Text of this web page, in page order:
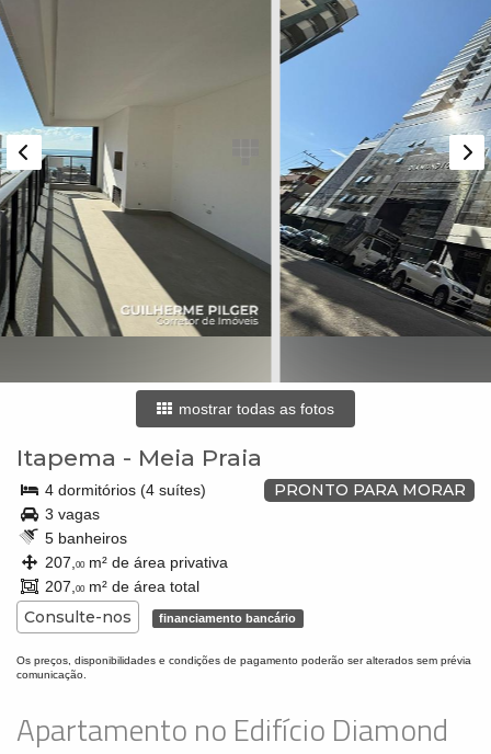
mostrar todas as fotos
Itapema - Meia Praia
PRONTO PARA MORAR
4 dormitórios (4 suítes)
3 vagas
5 banheiros
207, 00m² de área privativa
207, 00m² de área total
Consulte-nos financiamento bancário
Os preços, disponibilidades e condições de pagamento poderão ser alterados sem prévia
comunicação.
Apartamento no Edifício Diamond